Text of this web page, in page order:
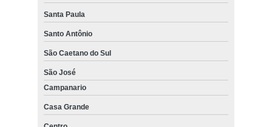
Santa Paula
Santo Antônio
São Caetano do Sul
São José
Campanario
Casa Grande